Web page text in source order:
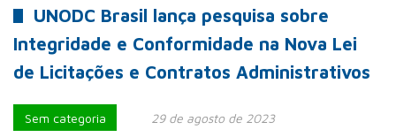
UNODC Brasil lança pesquisa sobre
Integridade e Conformidade na Nova Lei
de Licitações e Contratos Administrativos
Sem categoria 29 de agosto de 2023